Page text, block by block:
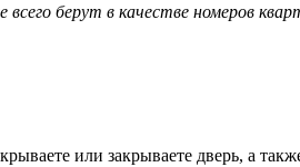
берут в качестве номеров
или закрываете дверь, а